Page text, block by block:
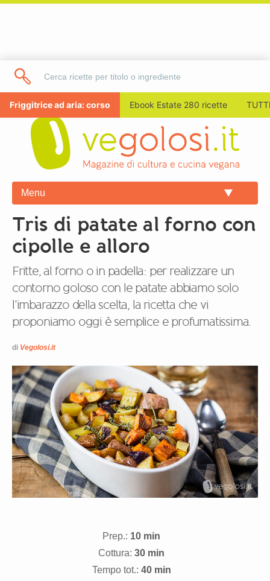
Friggitrice ad aria: corso Ebook Estate 280 ricette
Menu
Tris di patate al forno con
cipolle e alloro
Fritte, al forno o in padella: per realizzare un
contorno goloso con le patate abbiamo solo
l’imbarazzo della scelta, la ricetta che vi
proponiamo oggi è semplice e profumatissima.
di Vegolosi.it
Prep.: 10 min
Cottura: 30 min
Tempo tot.: 40 min